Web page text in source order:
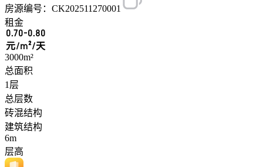
房源编号：CK202511270001
租金
0.70-0.80
元/m²/天
3000m²
总面积
1层
总层数
砖混结构
建筑结构
6m
层高